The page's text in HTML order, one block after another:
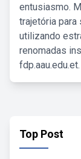
entusiasmo.
trajetória para
utilizando
renomadas
fdp.aau.edu.et.
Top Post